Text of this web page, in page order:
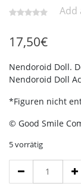
Add
17,50€
Nendoroid Doll.
Nendoroid Doll
*Figuren nicht
© Good Smile
5 vorrätig
Doll